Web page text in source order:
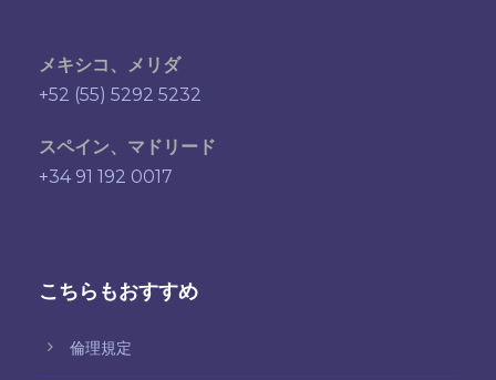
メキシコ、メリダ
+52 (55) 5292 5232
スペイン、マドリード
+34 91 192 0017
こちらもおすすめ
倫理規定